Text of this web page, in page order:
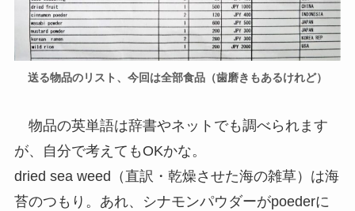
送る物品のリスト、今回は全部食品（歯磨きもあるけれど）
物品の英単語は辞書やネットでも調べられます
が、自分で考えてもOKかな。
dried sea weed（直訳・乾燥させた海の雑草）は海
苔のつもり。あれ、シナモンパウダーがpoederに